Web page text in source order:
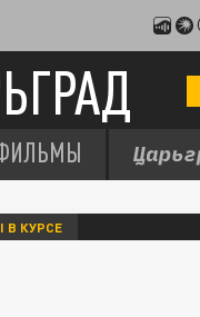
В КУРСЕ